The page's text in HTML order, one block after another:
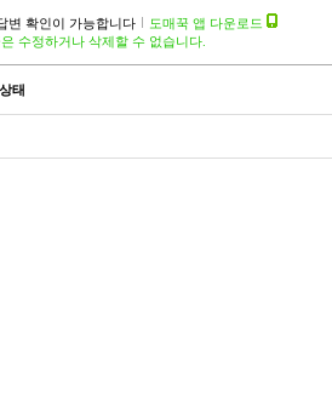
변 확인이 가능합니다
도매꾹 앱 다운로드
수정하거나 삭제할 수 없습니다.
상태